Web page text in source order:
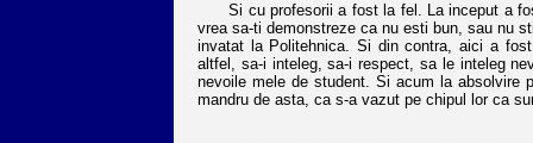
Si cu profesorii a fost la fel. La inceput a
vrea sa-ti demonstreze ca nu esti bun, sau nu
invatat la Politehnica. Si din contra, aici a
altfel, sa-i inteleg, sa-i respect, sa le inteleg
nevoile mele de student. Si acum la absolvire
mandru de asta, ca s-a vazut pe chipul lor ca